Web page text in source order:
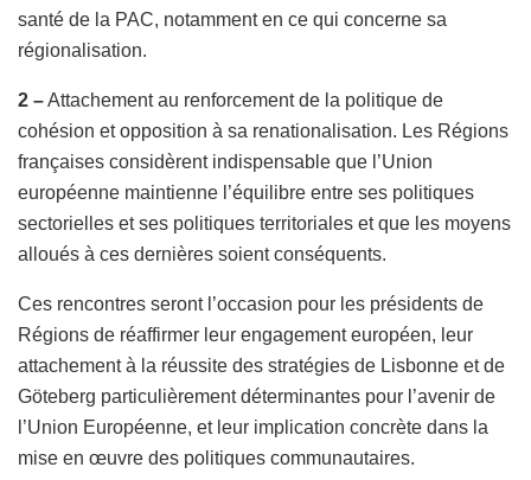
santé de la PAC, notamment en ce qui concerne sa
régionalisation.
2 –Attachement au renforcement de la politique de
cohésion et opposition à sa renationalisation. Les Régions
françaises considèrent indispensable que l’Union
européenne maintienne l’équilibre entre ses politiques
sectorielles et ses politiques territoriales et que les moyens
alloués à ces dernières soient conséquents.
Ces rencontres seront l’occasion pour les présidents de
Régions de réaffirmer leur engagement européen, leur
attachement à la réussite des stratégies de Lisbonne et de
Göteberg particulièrement déterminantes pour l’avenir de
l’Union Européenne, et leur implication concrète dans la
mise en œuvre des politiques communautaires.